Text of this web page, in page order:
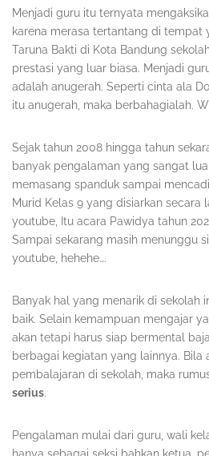
Menjadi guru itu ternyata
karena merasa tertantang di tempat
Taruna Bakti di Kota Bandung
prestasi yang luar biasa. Menjadi
adalah anugerah. Seperti cinta ala
itu anugerah, maka berbahagialah.
Sejak tahun 2008 hingga tahun
banyak pengalaman yang sangat
memasang spanduk sampai
Murid Kelas 9 yang disiarkan secara
youtube, Itu acara Pawidya tahun
Sampai sekarang masih menunggu
youtube, hehehe….
Banyak hal yang menarik di sekolah
baik. Selain kemampuan mengajar
akan tetapi harus siap bermental
berbagai kegiatan yang lainnya. Bila
pembalajaran di sekolah, maka
serius.
Pengalaman mulai dari guru, wali